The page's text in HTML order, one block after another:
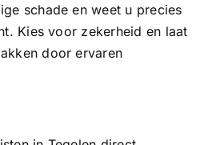
schade en weet u precies
Kies voor zekerheid en laat
door ervaren